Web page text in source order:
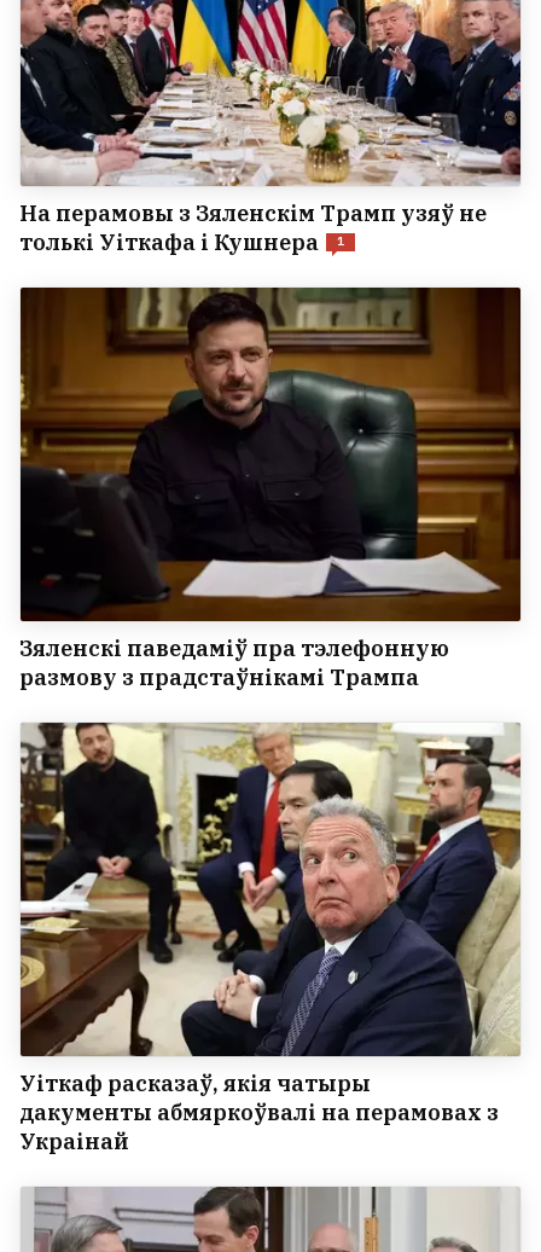
На перамовы з Зяленскім Трамп узяў не
толькі Уіткафа і Кушнера
1
Зяленскі паведаміў пра тэлефонную
размову з прадстаўнікамі Трампа
Уіткаф расказаў, якія чатыры
дакументы абмяркоўвалі на перамовах з
Украінай